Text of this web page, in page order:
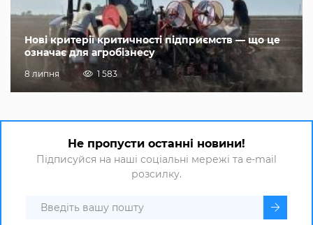
Нові критерії критичності підприємств — що це
означає для агробізнесу
8 липня 1 583
Не пропусти останні новини!
Підписуйся на наші соціальні мережі та e-mail
розсилку.